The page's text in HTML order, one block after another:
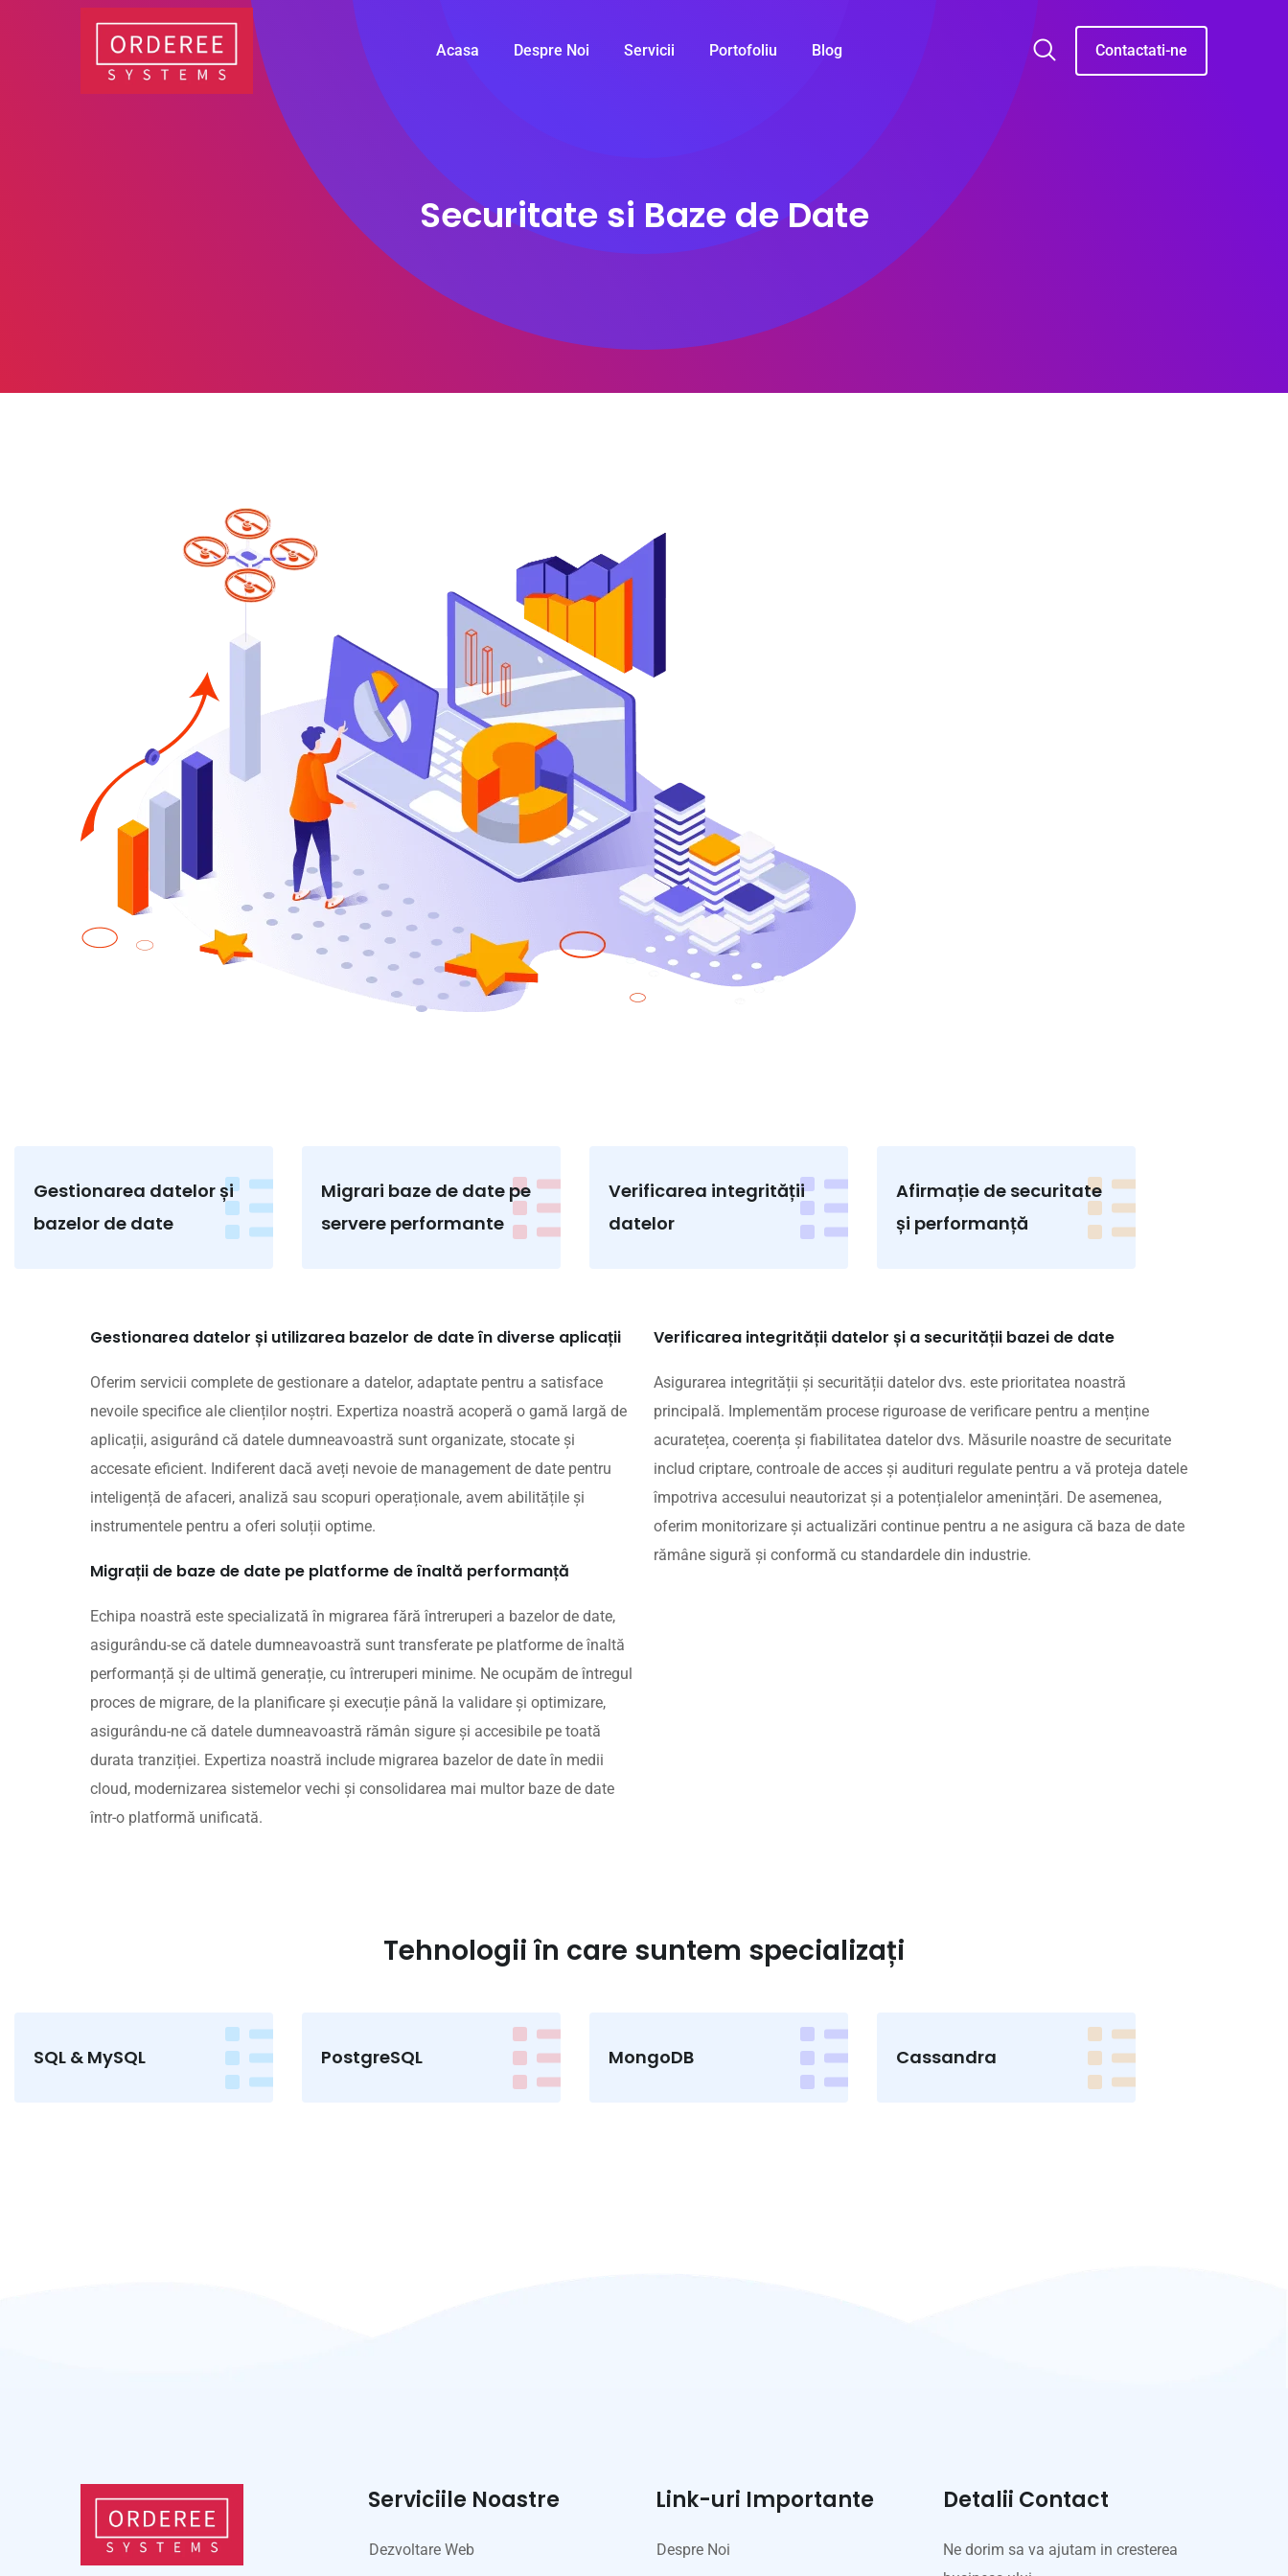
Acasa Despre Noi Servicii Portofoliu Blog Contactati-ne
Securitate si Baze de Date
Gestionarea datelor și
bazelor de date
Migrari baze de date pe
servere performante
Verificarea integrității
datelor
Afirmație de securitate
și performanță
Gestionarea datelor și utilizarea bazelor de date în diverse aplicații
Oferim servicii complete de gestionare a datelor, adaptate pentru a satisface
nevoile specifice ale clienților noștri. Expertiza noastră acoperă o gamă largă de
aplicații, asigurând că datele dumneavoastră sunt organizate, stocate și
accesate eficient. Indiferent dacă aveți nevoie de management de date pentru
inteligență de afaceri, analiză sau scopuri operaționale, avem abilitățile și
instrumentele pentru a oferi soluții optime.
Migrații de baze de date pe platforme de înaltă performanță
Echipa noastră este specializată în migrarea fără întreruperi a bazelor de date,
asigurându-se că datele dumneavoastră sunt transferate pe platforme de înaltă
performanță și de ultimă generație, cu întreruperi minime. Ne ocupăm de întregul
proces de migrare, de la planificare și execuție până la validare și optimizare,
asigurându-ne că datele dumneavoastră rămân sigure și accesibile pe toată
durata tranziției. Expertiza noastră include migrarea bazelor de date în medii
cloud, modernizarea sistemelor vechi și consolidarea mai multor baze de date
într-o platformă unificată.
Verificarea integrității datelor și a securității bazei de date
Asigurarea integrității și securității datelor dvs. este prioritatea noastră
principală. Implementăm procese riguroase de verificare pentru a menține
acuratețea, coerența și fiabilitatea datelor dvs. Măsurile noastre de securitate
includ criptare, controale de acces și audituri regulate pentru a vă proteja datele
împotriva accesului neautorizat și a potențialelor amenințări. De asemenea,
oferim monitorizare și actualizări continue pentru a ne asigura că baza de date
rămâne sigură și conformă cu standardele din industrie.
Tehnologii în care suntem specializați
SQL & MySQL PostgreSQL MongoDB Cassandra
Serviciile Noastre
Dezvoltare Web
Link-uri Importante
Despre Noi
Detalii Contact
Ne dorim sa va ajutam in cresterea